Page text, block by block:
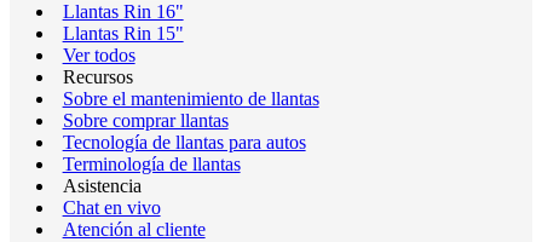
Llantas Rin 16"
Llantas Rin 15"
Ver todos
Recursos
Sobre el mantenimiento de llantas
Sobre comprar llantas
Tecnología de llantas para autos
Terminología de llantas
Asistencia
Chat en vivo
Atención al cliente